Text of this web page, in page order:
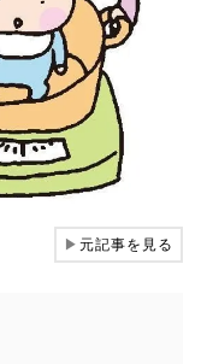
▶元記事を見る